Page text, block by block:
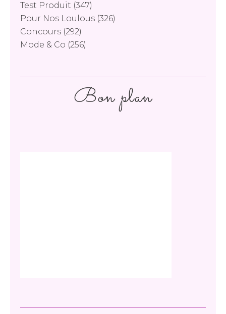
Test Produit (347)
Pour Nos Loulous (326)
Concours (292)
Mode & Co (256)
Bon plan